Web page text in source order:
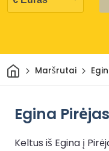
Pradžia
Maršrutai
Egina Pirėjas
Keltus iš Egina į